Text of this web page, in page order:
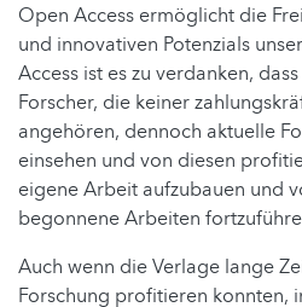
Open Access ermöglicht die
und innovativen Potenzials
Access ist es zu verdanken,
Forscher, die keiner
angehören, dennoch aktuelle
einsehen und von diesen
eigene Arbeit aufzubauen und
begonnene Arbeiten
Auch wenn die Verlage lange
Forschung profitieren konnten,